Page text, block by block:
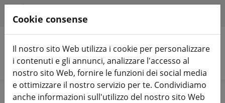
Cerca prodotti
Home Componenti Ricevitore RC
Cookie consense
Il nostro sito Web utilizza i cookie per personalizzare
i contenuti e gli annunci, analizzare l'accesso al
nostro sito Web, fornire le funzioni dei social media
e ottimizzare il nostro servizio per te. Condividiamo
anche informazioni sull'utilizzo del nostro sito Web